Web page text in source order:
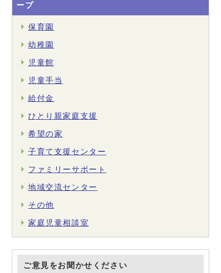
ープ
保育園
幼稚園
児童館
児童手当
給付金
ひとり親家庭支援
希望の家
子育て支援センター
ファミリーサポート
地域交流センター
その他
家庭児童相談室
ご意見をお聞かせください